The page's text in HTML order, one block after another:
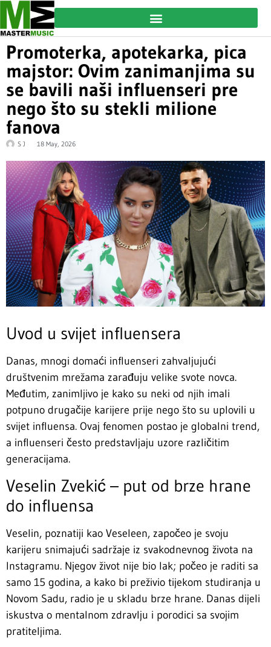
Promoterka, apotekarka, pica
majstor: Ovim zanimanjima su
se bavili naši influenseri pre
nego što su stekli milione
fanova
S J 18 May, 2026
Uvod u svijet influensera
Danas, mnogi domaći influenseri zahvaljujući
društvenim mrežama zarađuju velike svote novca.
Međutim, zanimljivo je kako su neki od njih imali
potpuno drugačije karijere prije nego što su uplovili u
svijet influensa. Ovaj fenomen postao je globalni trend,
a influenseri često predstavljaju uzore različitim
generacijama.
Veselin Zvekić – put od brze hrane
do influensa
Veselin, poznatiji kao Veseleen, započeo je svoju
karijeru snimajući sadržaje iz svakodnevnog života na
Instagramu. Njegov život nije bio lak; počeo je raditi sa
samo 15 godina, a kako bi preživio tijekom studiranja u
Novom Sadu, radio je u skladu brze hrane. Danas dijeli
iskustva o mentalnom zdravlju i porodici sa svojim
pratiteljima.